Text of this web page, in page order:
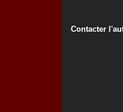
Contacter